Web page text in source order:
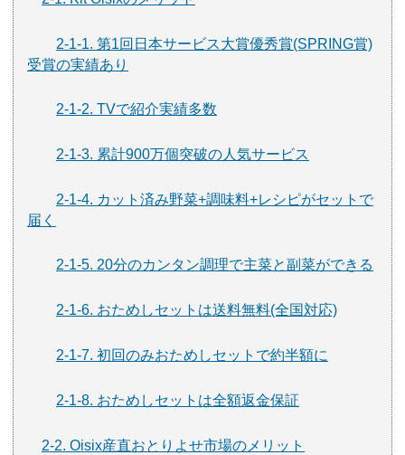
2-1-1. 第1回日本サービス大賞優秀賞(SPRING賞)
受賞の実績あり
2-1-2. TVで紹介実績多数
2-1-3. 累計900万個突破の人気サービス
2-1-4. カット済み野菜+調味料+レシピがセットで
届く
2-1-5. 20分のカンタン調理で主菜と副菜ができる
2-1-6. おためしセットは送料無料(全国対応)
2-1-7. 初回のみおためしセットで約半額に
2-1-8. おためしセットは全額返金保証
2-2. Oisix産直おとりよせ市場のメリット